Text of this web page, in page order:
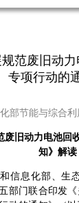
范废旧动
专项行动的
部节能与综合利
废旧动力电池
知》解读
信息化部、生
部门联合印发